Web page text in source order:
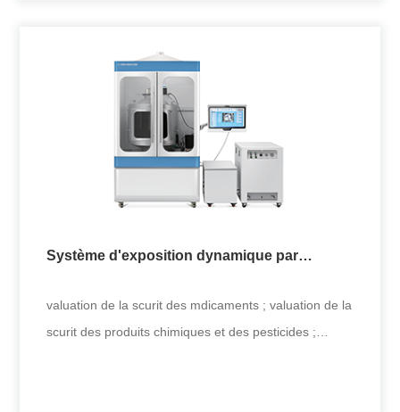
Système d'exposition à une concentration
unique pour cellules
tudes sur l'inhalation de fumes et la sant ; Impact des
produits chimiques et des pesticides sur
Système d'exposition dynamique par
valuation de la scurit des mdicaments ; valuation de la
scurit des produits chimiques et des pesticides ;